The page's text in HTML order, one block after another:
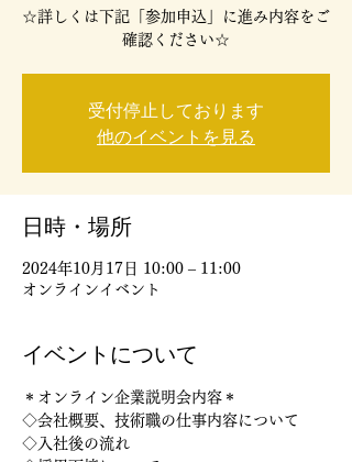
☆詳しくは下記「参加申込」に進み内容をご
確認ください☆
受付停止しております
他のイベントを見る
日時・場所
2024年10月17日 10:00 – 11:00
オンラインイベント
イベントについて
＊オンライン企業説明会内容＊
◇会社概要、技術職の仕事内容について
◇入社後の流れ